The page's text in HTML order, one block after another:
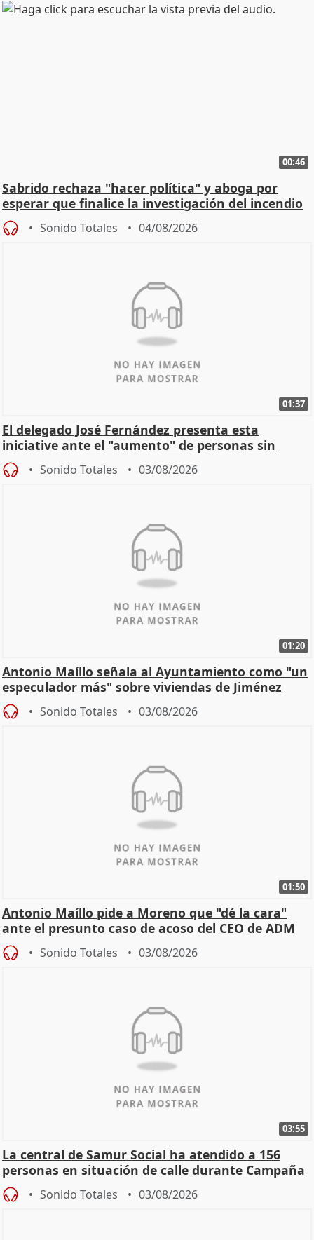
00:46
Sabrido rechaza "hacer política" y aboga por
esperar que finalice la investigación del incendio
Sonido Totales 04/08/2026
01:37
El delegado José Fernández presenta esta
iniciative ante el "aumento" de personas sin
hogar en Madri
Sonido Totales 03/08/2026
01:20
Antonio Maíllo señala al Ayuntamiento como "un
especulador más" sobre viviendas de Jiménez
Becerril
Sonido Totales 03/08/2026
01:50
Antonio Maíllo pide a Moreno que "dé la cara"
ante el presunto caso de acoso del CEO de ADM
Sonido Totales 03/08/2026
03:55
La central de Samur Social ha atendido a 156
personas en situación de calle durante Campaña
de Calor
Sonido Totales 03/08/2026